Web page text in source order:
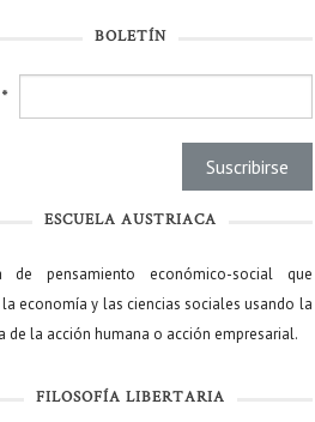
BOLETÍN
*
ESCUELA AUSTRIACA
de pensamiento económico-social que
economía y las ciencias sociales usando la
de la acción humana o acción empresarial.
FILOSOFÍA LIBERTARIA